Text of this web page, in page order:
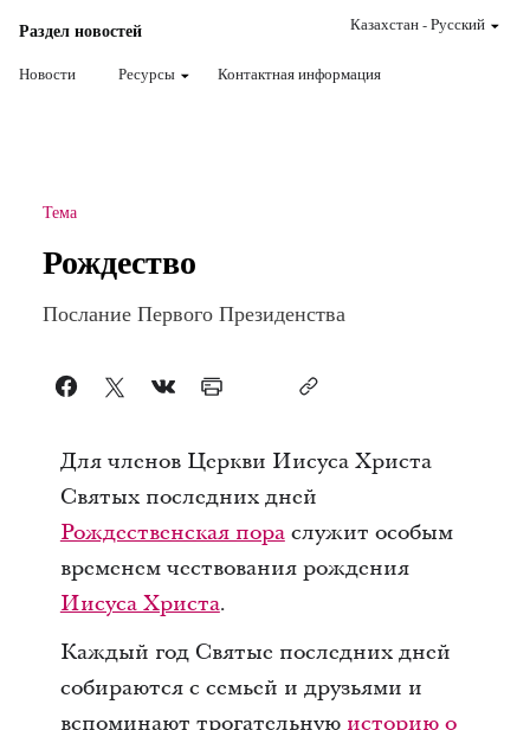
Раздел новостей
Новости Ресурсы Контактная информация
Казахстан-Pусский
Тема
Рождество
Послание Первого Президенства
Для членов Церкви Иисуса Христа
Святых последних дней
Рождественская пораслужит особым
временем чествования рождения
Иисуса Христа.
Каждый год Святые последних дней
собираются с семьей и друзьями и
вспоминают трогательную историю о